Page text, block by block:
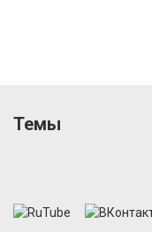
Темы